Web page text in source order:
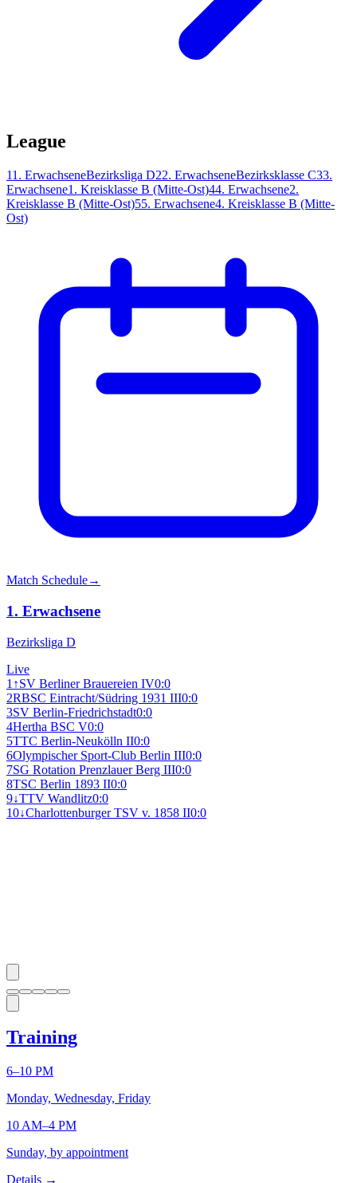
League
11. ErwachseneBezirksliga D22. ErwachseneBezirksklasse C33.
Erwachsene1. Kreisklasse B (Mitte-Ost)44. Erwachsene2.
Kreisklasse B (Mitte-Ost)55. Erwachsene4. Kreisklasse B (Mitte-
Ost)
Match Schedule→
1. Erwachsene
Bezirksliga D
Live
1 ↑SV Berliner Brauereien IV0:0
2RBSC Eintracht/Südring 1931 III0:0
3SV Berlin-Friedrichstadt0:0
4Hertha BSC V0:0
5TTC Berlin-Neukölln II0:0
6Olympischer Sport-Club Berlin III0:0
7SG Rotation Prenzlauer Berg III0:0
8TSC Berlin 1893 II0:0
9↓TTV Wandlitz0:0
10↓Charlottenburger TSV v. 1858 II0:0
Training
6–10 PM
Monday, Wednesday, Friday
10 AM–4 PM
Sunday, by appointment
Details →